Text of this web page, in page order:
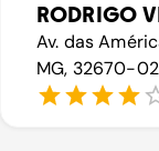
RODRIGO
Av. das
MG, 32670-